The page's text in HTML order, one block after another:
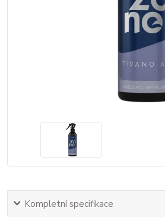
Kompletní specifikace